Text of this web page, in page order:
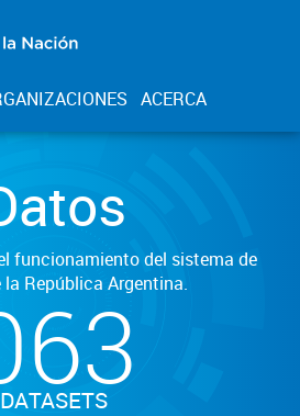
ACERCA
funcionamiento del sistema de
República Argentina.
DATASETS